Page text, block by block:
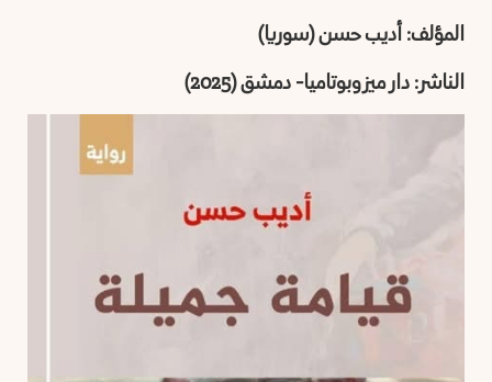
المؤلف: أديب حسن (سوريا)
الناشر: دار ميزوبوتاميا- دمشق (2025)